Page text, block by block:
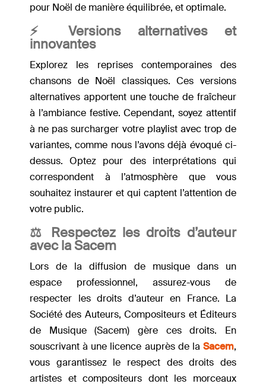
pour Noël de manière équilibrée, et optimale.
⚡️ Versions alternatives et
innovantes
Explorez les reprises contemporaines des
chansons de Noël classiques. Ces versions
alternatives apportent une touche de fraîcheur
à l’ambiance festive. Cependant, soyez attentif
à ne pas surcharger votre playlist avec trop de
variantes, comme nous l’avons déjà évoqué ci-
dessus. Optez pour des interprétations qui
correspondent à l’atmosphère que vous
souhaitez instaurer et qui captent l’attention de
votre public.
⚖️ Respectez les droits d’auteur
avec la Sacem
Lors de la diffusion de musique dans un
espace professionnel, assurez-vous de
respecter les droits d’auteur en France. La
Société des Auteurs, Compositeurs et Éditeurs
de Musique (Sacem) gère ces droits. En
souscrivant à une licence auprès de la Sacem,
vous garantissez le respect des droits des
artistes et compositeurs dont les morceaux